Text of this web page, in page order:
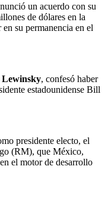
un acuerdo con su
de dólares en la
su permanencia en el
, confesó haber
estadounidense Bill
presidente electo, el
(RM), que México,
el motor de desarrollo